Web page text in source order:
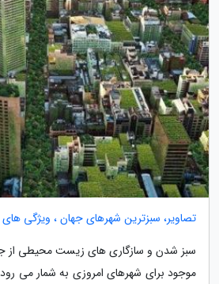
تصاویر، سبزترین شهرهای جهان ، ویژگی های این 5
سبز شدن و سازگاری های زیست محیطی از
موجود برای شهرهای امروزی به شمار می